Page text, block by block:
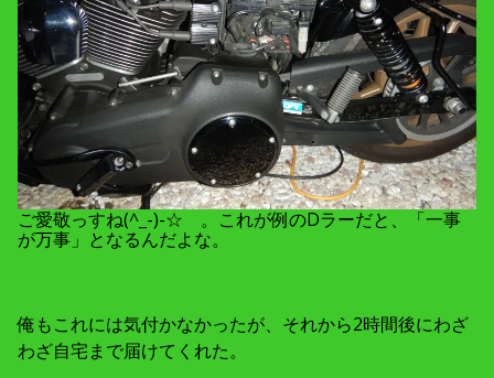
ご愛敬っすね(^_-)-☆ 。これが例のDラーだと、「一事
が万事」となるんだよな。
俺もこれには気付かなかったが、それから2時間後にわざ
わざ自宅まで届けてくれた。